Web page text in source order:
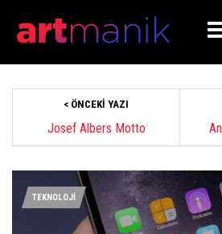
< ÖNCEKI YAZI
Josef Albers Motto
TEKNOLOJİ